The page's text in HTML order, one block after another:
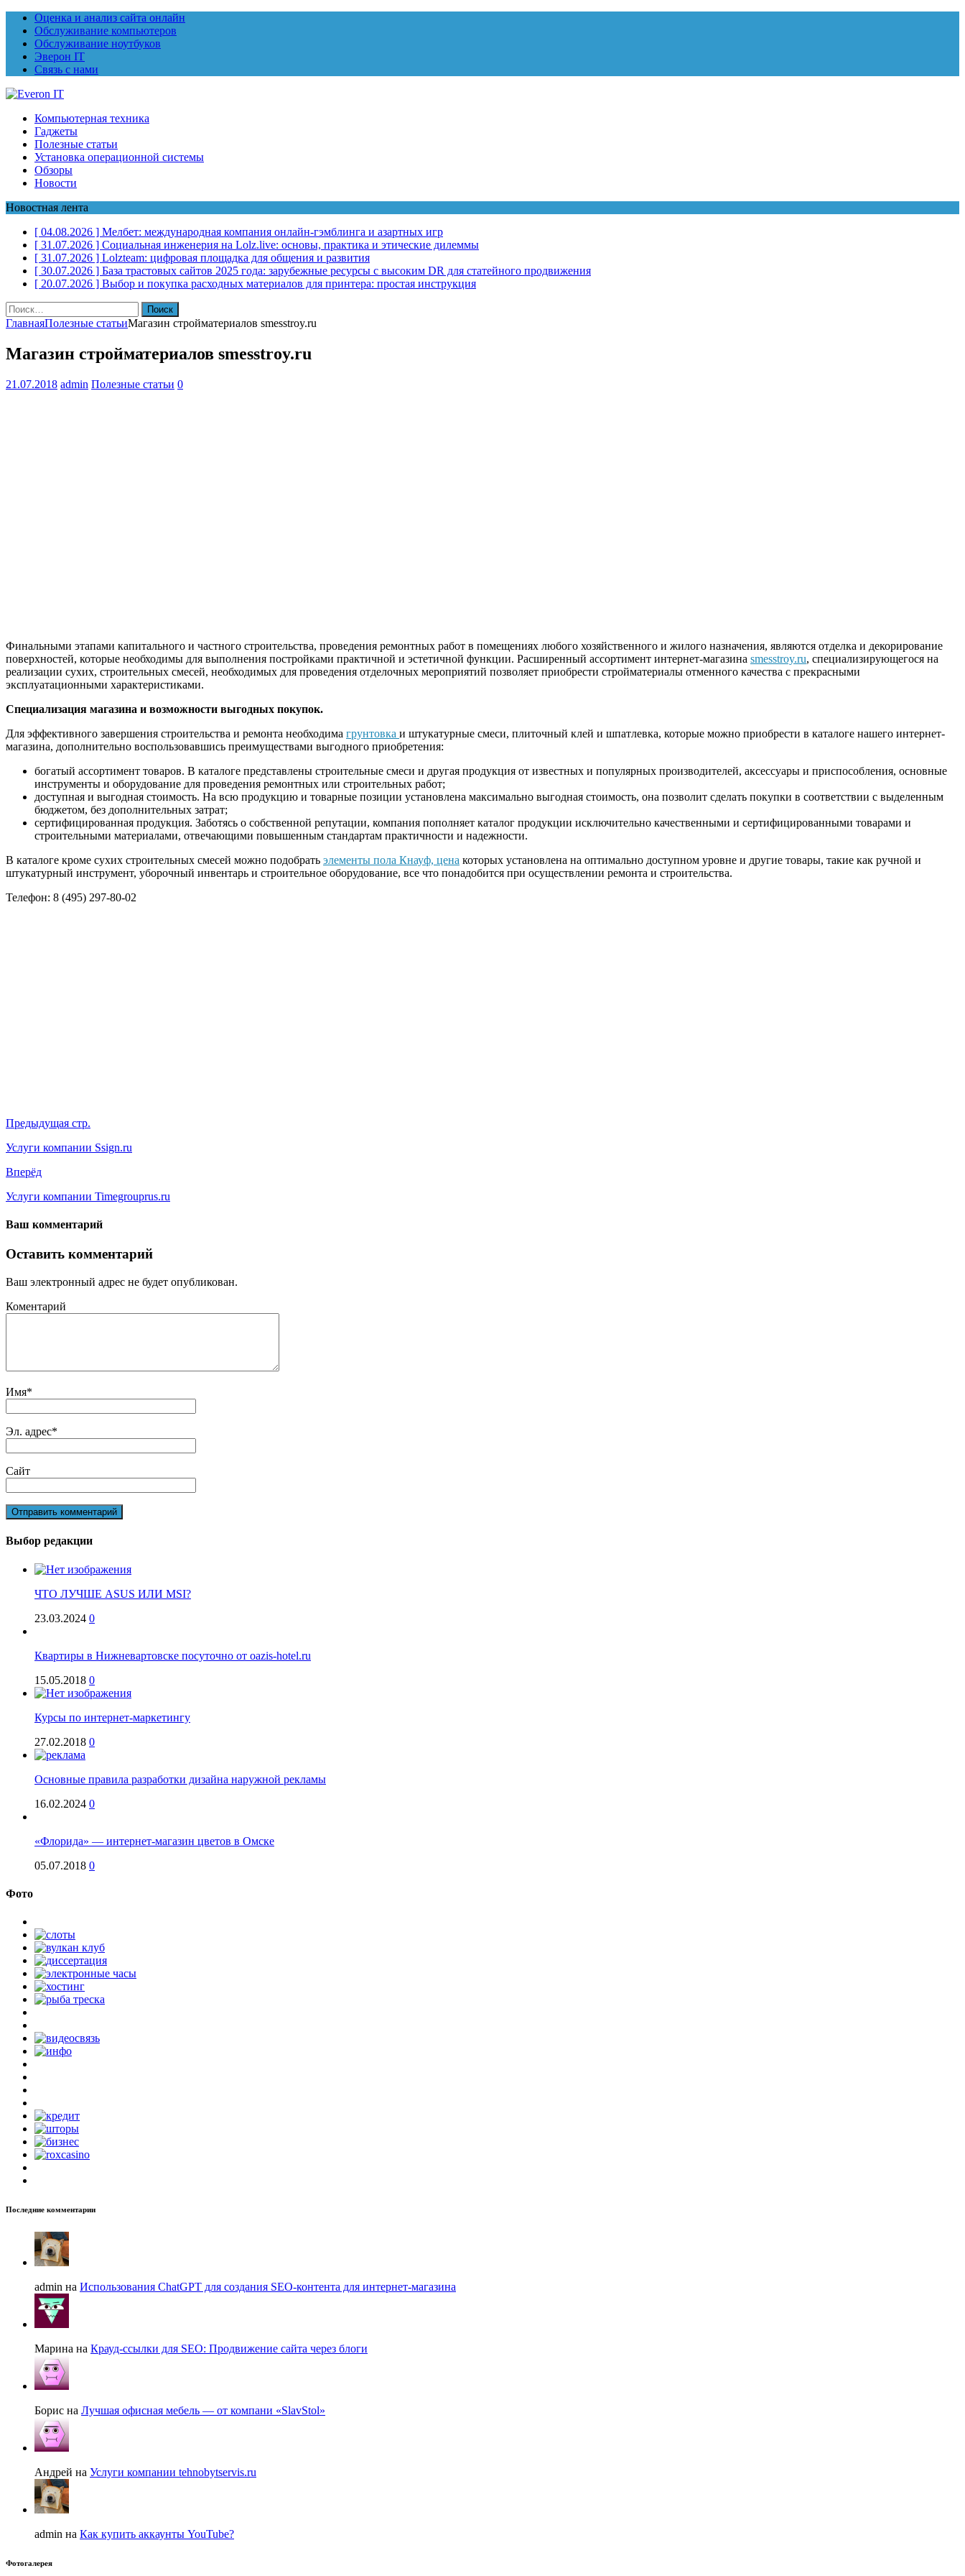
Оценка и анализ сайта онлайн
Обслуживание компьютеров
Обслуживание ноутбуков
Эверон IT
Связь с нами
Компьютерная техника
Гаджеты
Полезные статьи
Установка операционной системы
Обзоры
Новости
Новостная лента
[ 04.08.2026 ] Мелбет: международная компания онлайн-гэмблинга и азартных игр
[ 31.07.2026 ] Социальная инженерия на Lolz.live: основы, практика и этические дилеммы
[ 31.07.2026 ] Lolzteam: цифровая площадка для общения и развития
[ 30.07.2026 ] База трастовых сайтов 2025 года: зарубежные ресурсы с высоким DR для статейного продвижения
[ 20.07.2026 ] Выбор и покупка расходных материалов для принтера: простая инструкция
Найти:
ГлавнаяПолезные статьиМагазин стройматериалов smesstroy.ru
Магазин стройматериалов smesstroy.ru
21.07.2018 admin Полезные статьи 0
Финальными этапами капитального и частного строительства, проведения ремонтных работ в помещениях любого хозяйственного и жилого назначения, являются отделка и декорирование
поверхностей, которые необходимы для выполнения постройками практичной и эстетичной функции. Расширенный ассортимент интернет-магазина smesstroy.ru, специализирующегося на
реализации сухих, строительных смесей, необходимых для проведения отделочных мероприятий позволяет приобрести стройматериалы отменного качества с прекрасными
эксплуатационными характеристиками.
Специализация магазина и возможности выгодных покупок.
Для эффективного завершения строительства и ремонта необходима грунтовка и штукатурные смеси, плиточный клей и шпатлевка, которые можно приобрести в каталоге нашего интернет-
магазина, дополнительно воспользовавшись преимуществами выгодного приобретения:
богатый ассортимент товаров. В каталоге представлены строительные смеси и другая продукция от известных и популярных производителей, аксессуары и приспособления, основные
инструменты и оборудование для проведения ремонтных или строительных работ;
доступная и выгодная стоимость. На всю продукцию и товарные позиции установлена максимально выгодная стоимость, она позволит сделать покупки в соответствии с выделенным
бюджетом, без дополнительных затрат;
сертифицированная продукция. Заботясь о собственной репутации, компания пополняет каталог продукции исключительно качественными и сертифицированными товарами и
строительными материалами, отвечающими повышенным стандартам практичности и надежности.
В каталоге кроме сухих строительных смесей можно подобрать элементы пола Кнауф, цена которых установлена на оптимально доступном уровне и другие товары, такие как ручной и
штукатурный инструмент, уборочный инвентарь и строительное оборудование, все что понадобится при осуществлении ремонта и строительства.
Телефон: 8 (495) 297-80-02
Предыдущая стр.
Услуги компании Ssign.ru
Вперёд
Услуги компании Timegrouprus.ru
Ваш комментарий
Оставить комментарий
Ваш электронный адрес не будет опубликован.
Коментарий
Имя*
Эл. адрес*
Сайт
Выбор редакции
ЧТО ЛУЧШЕ ASUS ИЛИ MSI?
23.03.2024 0
Квартиры в Нижневартовске посуточно от oazis-hotel.ru
15.05.2018 0
Курсы по интернет-маркетингу
27.02.2018 0
Основные правила разработки дизайна наружной рекламы
16.02.2024 0
«Флорида» — интернет-магазин цветов в Омске
05.07.2018 0
Фото
Последние комментарии
admin на Использования ChatGPT для создания SEO-контента для интернет-магазина
Марина на Крауд-ссылки для SEO: Продвижение сайта через блоги
Борис на Лучшая офисная мебель — от компани «SlavStol»
Андрей на Услуги компании tehnobytservis.ru
admin на Как купить аккаунты YouTube?
Фотогалерея